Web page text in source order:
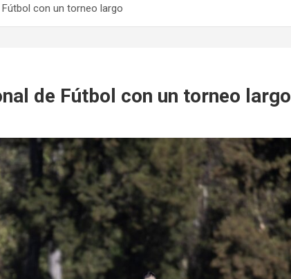
con un torneo largo
de Fútbol con un torneo largo